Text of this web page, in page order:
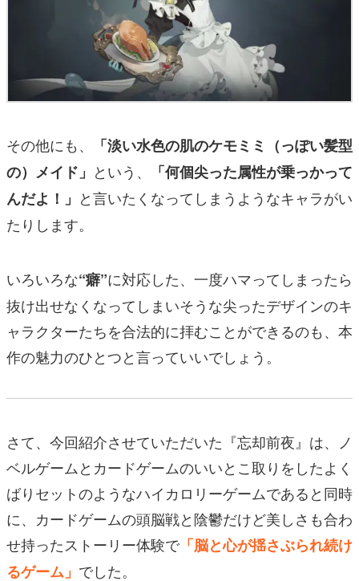
その他にも、
「淡い水色の肌のケモミミ（っぽい髪型
の）メイド」 という、
「何個尖った属性が乗っかって
んだよ！」 と言いたくなってしまうようなキャラがい
たりします。
いろいろな“癖”に対応した、一度ハマってしまったら
抜け出せなくなってしまいそうな尖ったデザインのキ
ャラクターたちを合法的に拝むことができるのも、本
作の魅力のひとつと言っていいでしょう。
さて、今回紹介させていただいた『忘却前夜』は、ノ
ベルゲームとカードゲームのいいとこ取りをしたよく
ばりセットのようなハイカロリーゲームであると同時
に、カードゲームの頭脳戦と陰鬱だけど美しさも合わ
せ持ったストーリー体験で「脳と心が揺さぶられ続け
るゲーム」 でした。